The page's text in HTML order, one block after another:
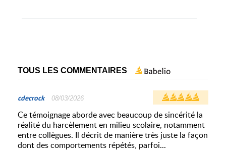
TOUS LES COMMENTAIRES
cdecrock 08/03/2026
Ce témoignage aborde avec beaucoup de sincérité la
réalité du harcèlement en milieu scolaire, notamment
entre collègues. Il décrit de manière très juste la façon
dont des comportements répétés, parfoi...